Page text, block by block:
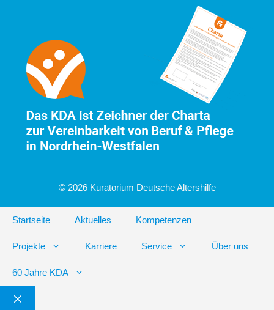
© 2026 Kuratorium Deutsche Altershilfe
Startseite Aktuelles Kompetenzen
Projekte Karriere Service Über uns
60 Jahre KDA